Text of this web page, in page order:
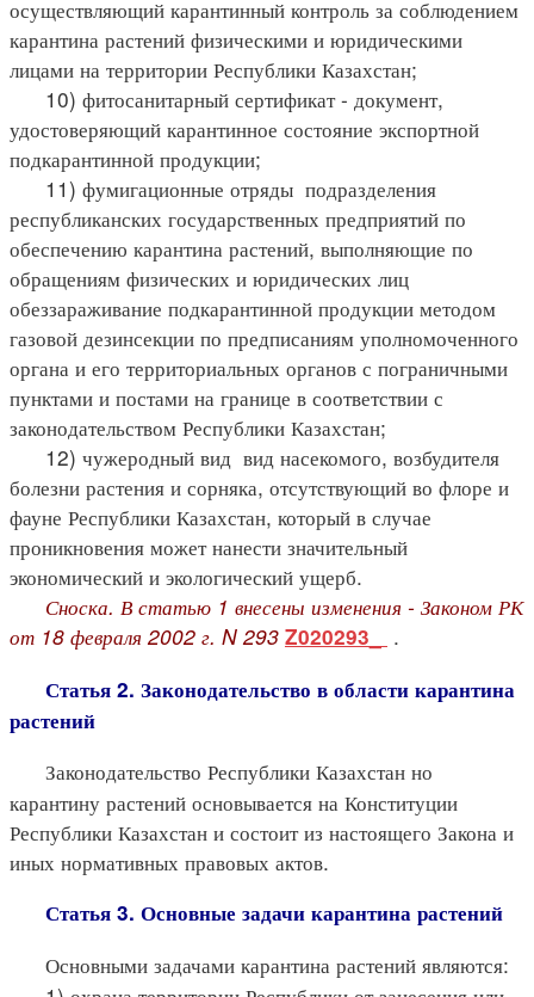
осуществляющий карантинный контроль за соблюдением
карантина растений физическими и юридическими
лицами на территории Республики Казахстан;
10) фитосанитарный сертификат - документ,
удостоверяющий карантинное состояние экспортной
подкарантинной продукции;
11) фумигационные отряды подразделения
республиканских государственных предприятий по
обеспечению карантина растений, выполняющие по
обращениям физических и юридических лиц
обеззараживание подкарантинной продукции методом
газовой дезинсекции по предписаниям уполномоченного
органа и его территориальных органов с пограничными
пунктами и постами на границе в соответствии с
законодательством Республики Казахстан;
12) чужеродный вид вид насекомого, возбудителя
болезни растения и сорняка, отсутствующий во флоре и
фауне Республики Казахстан, который в случае
проникновения может нанести значительный
экономический и экологический ущерб.
Сноска. В статью 1 внесены изменения - Законом РК
от 18 февраля 2002 г. N 293 Z020293_ .
Статья 2. Законодательство в области карантина
растений
Законодательство Республики Казахстан но
карантину растений основывается на Конституции
Республики Казахстан и состоит из настоящего Закона и
иных нормативных правовых актов.
Статья 3. Основные задачи карантина растений
Основными задачами карантина растений являются: